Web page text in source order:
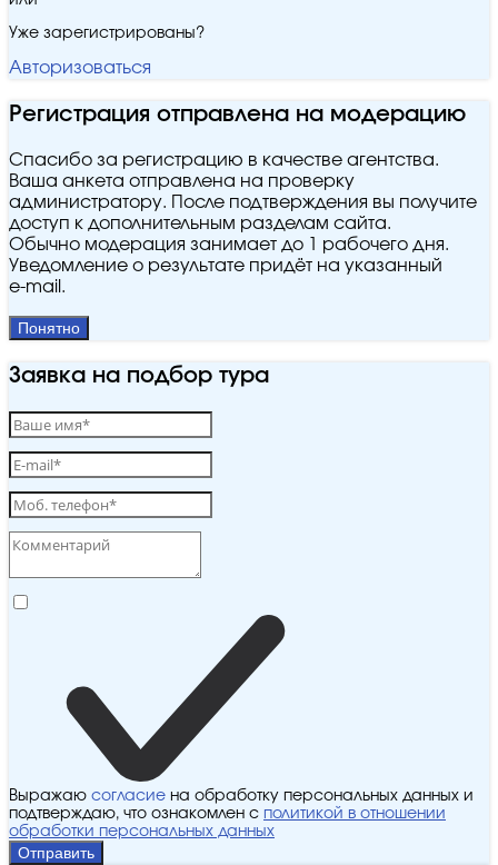
Уже зарегистрированы?
Авторизоваться
Регистрация отправлена на модерацию
Спасибо за регистрацию в качестве агентства.
Ваша анкета отправлена на проверку
администратору. После подтверждения вы получите
доступ к дополнительным разделам сайта.
Обычно модерация занимает до 1 рабочего дня.
Уведомление о результате придёт на указанный
e‑mail.
Понятно
Заявка на подбор тура
Выражаю согласие на обработку персональных данных и
подтверждаю, что ознакомлен с политикой в отношении
обработки персональных данных
Отправить